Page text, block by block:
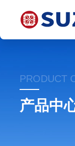
PRODUCT
产品中